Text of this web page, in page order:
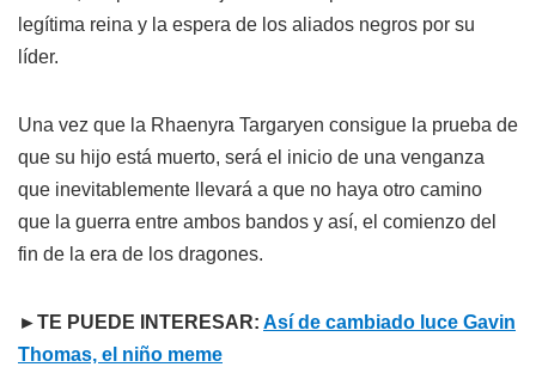
legítima reina y la espera de los aliados negros por su
líder.
Una vez que la Rhaenyra Targaryen consigue la prueba de
que su hijo está muerto, será el inicio de una venganza
que inevitablemente llevará a que no haya otro camino
que la guerra entre ambos bandos y así, el comienzo del
fin de la era de los dragones.
►TE PUEDE INTERESAR: Así de cambiado luce Gavin
Thomas, el niño meme